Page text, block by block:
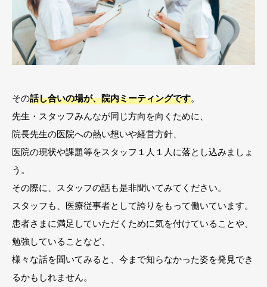
その話し合いの場が、院内ミーティングです。
先生・スタッフみんなが同じ方向を向くために、
院長先生の医院への熱い想いや経営方針、
医院の現状や課題等をスタッフ１人１人に落とし込みましょ
う。
その際に、スタッフの話も是非聞いてみてください。
スタッフも、医療従事者として誇りをもって働いています。
患者さまに満足していただくために気を付けていることや、
勉強していることなど、
様々な話を聞いてみると、今まで知らなかった姿を発見でき
るかもしれません。